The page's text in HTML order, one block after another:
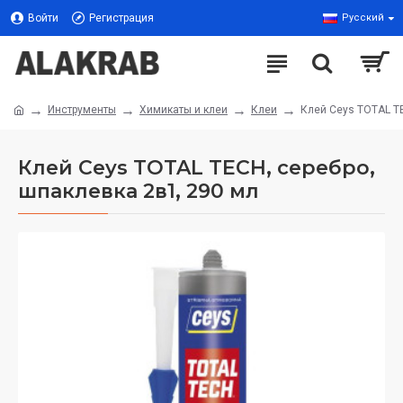
Войти Регистрация Русский
Инструменты Химикаты и клеи Клеи Клей Ceys TOTAL
Клей Ceys TOTAL TECH, серебро,
шпаклевка 2в1, 290 мл